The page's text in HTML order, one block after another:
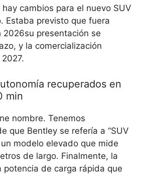
cambios para el nuevo SUV
Estaba previsto que fuera
2026su presentación se
y la comercialización
.
recuperados en
min
nombre. Tenemos
que Bentley se refería a “SUV
modelo elevado que mide
de largo. Finalmente, la
potencia de carga rápida que